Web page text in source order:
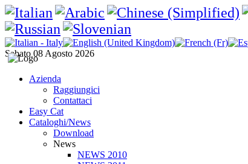
Sabato 08 Agosto 2026
Azienda
Raggiungici
Contattaci
Easy Cat
Cataloghi/News
Download
News
NEWS 2010